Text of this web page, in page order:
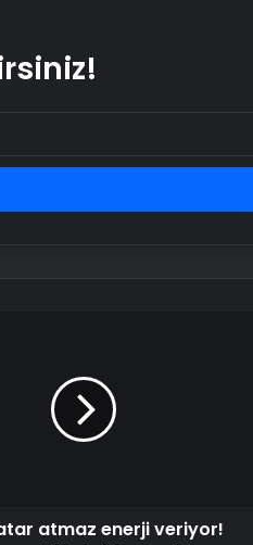
Ülke Yeşilay’larından bağımlılıklara
atmaz enerji veriyor!